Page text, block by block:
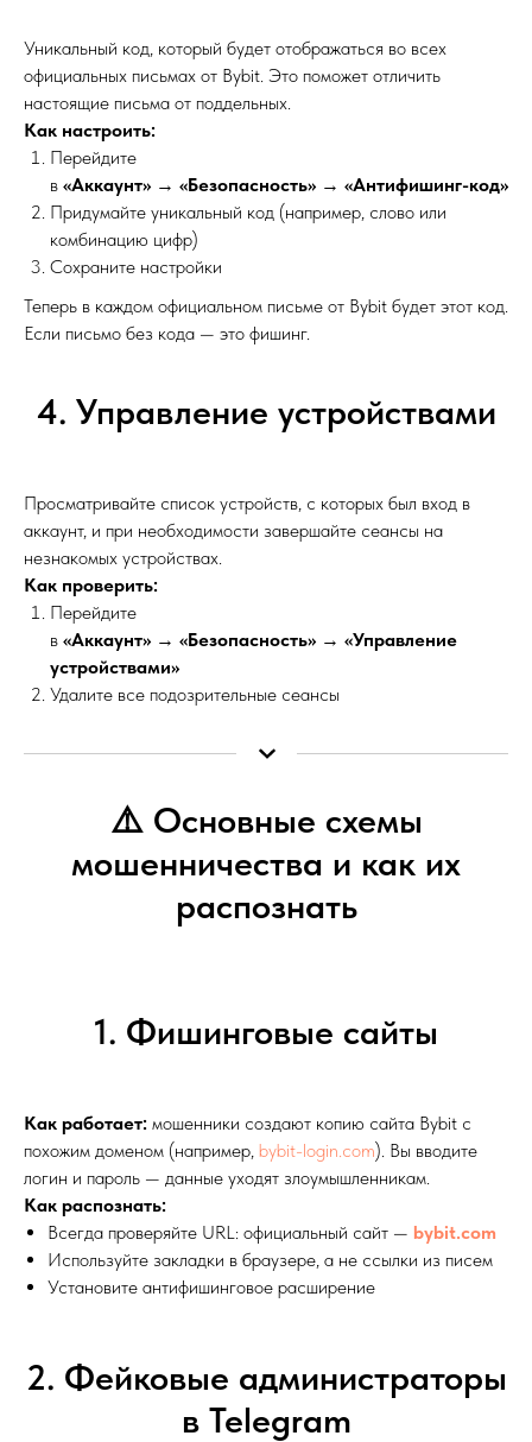
Уникальный код, который будет отображаться во всех
официальных письмах от Bybit. Это поможет отличить
настоящие письма от поддельных.
Как настроить:
Перейдите
в «Аккаунт» → «Безопасность» → «Антифишинг-код»
Придумайте уникальный код (например, слово или
комбинацию цифр)
Сохраните настройки
Теперь в каждом официальном письме от Bybit будет этот код.
Если письмо без кода — это фишинг.
4. Управление устройствами
Просматривайте список устройств, с которых был вход в
аккаунт, и при необходимости завершайте сеансы на
незнакомых устройствах.
Как проверить:
Перейдите
в «Аккаунт» → «Безопасность» → «Управление
устройствами»
Удалите все подозрительные сеансы
⚠️ Основные схемы
мошенничества и как их
распознать
1. Фишинговые сайты
Как работает: мошенники создают копию сайта Bybit с
похожим доменом (например, bybit-login.com). Вы вводите
логин и пароль — данные уходят злоумышленникам.
Как распознать:
Всегда проверяйте URL: официальный сайт — bybit.com
Используйте закладки в браузере, а не ссылки из писем
Установите антифишинговое расширение
2. Фейковые администраторы
в Telegram